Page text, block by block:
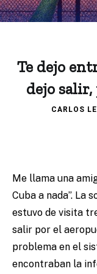
Te dejo
dejo
CARLOS
Me llama una
Cuba a nada”. La
estuvo de visita
salir por el
problema en el
encontraban la